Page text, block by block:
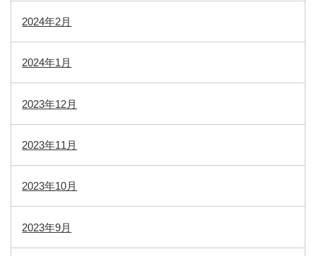
2024年2月
2024年1月
2023年12月
2023年11月
2023年10月
2023年9月